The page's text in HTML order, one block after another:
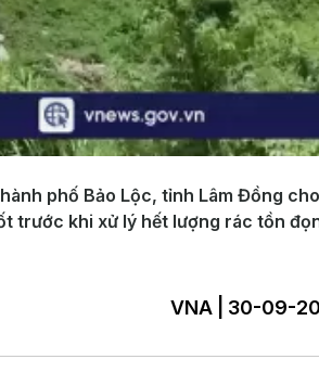
phố Bảo Lộc, tỉnh Lâm Đồng
trước khi xử lý hết lượng rác tồn
VNA | 30-09-